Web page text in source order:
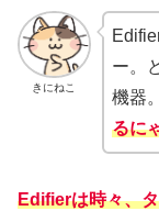
きにねこ
ー。
機器。
るに
Edifierは時々、